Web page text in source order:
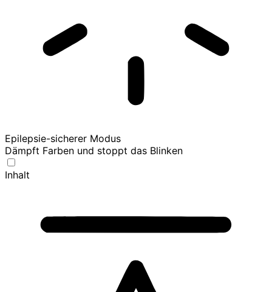
Epilepsie-sicherer Modus
Dämpft Farben und stoppt das Blinken
Inhalt